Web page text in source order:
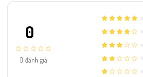
0
0 đánh giá